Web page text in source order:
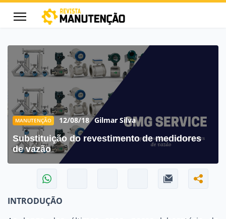
MANUTENÇÃO 12/08/18 Gilmar Silva
Substituição do revestimento de medidores
de vazão
INTRODUÇÃO
for results.